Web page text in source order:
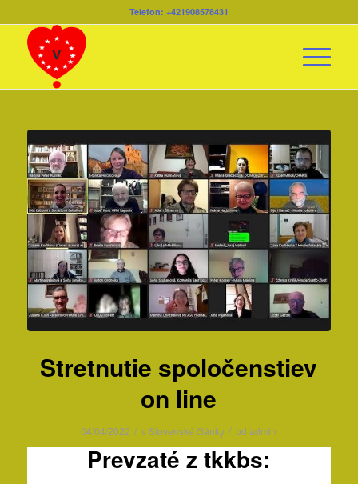
Telefon: +421908578431
Stretnutie spoločenstiev
on line
04/04/2022 / vSlovenské články / odadmin
Prevzaté z tkkbs: